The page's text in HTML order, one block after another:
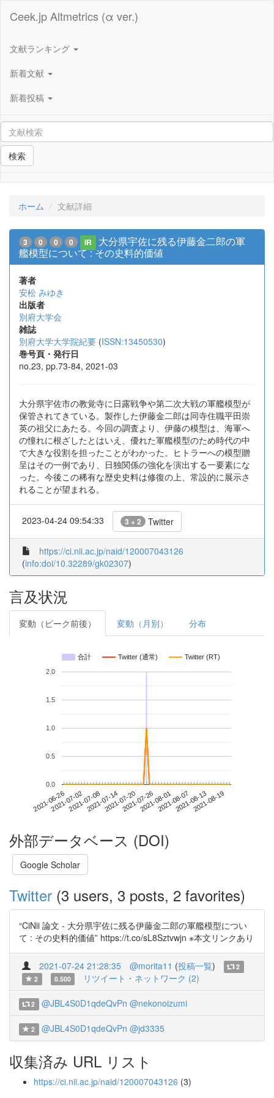
Ceek.jp Altmetrics (α ver.)
文献ランキング
新着文献
新着投稿
検索
ホーム 文献詳細
3 0 0 0 IR
大分県宇佐に残る伊藤金二郎の軍
艦模型について : その史料的価値
著者
安松 みゆき
出版者
別府大学会
雑誌
別府大学大学院紀要 (ISSN:13450530)
巻号頁・発行日
no.23, pp.73-84, 2021-03
大分県宇佐市の教覚寺に日露戦争や第二次大戦の軍艦模型が
保管されてきている。製作した伊藤金二郎は同寺住職平田崇
英の祖父にあたる。今回の調査より、伊藤の模型は、海軍へ
の憧れに根ざしたとはいえ、優れた軍艦模型のため時代の中
で大きな役割を担ったことがわかった。ヒトラーへの模型贈
呈はその一例であり、日独関係の強化を演出する一要素にな
った。今後この稀有な歴史史料は修復の上、常設的に展示さ
れることが望まれる。
2023-04-24 09:54:33 3 + 2 Twitter
https://ci.nii.ac.jp/naid/120007043126
(info:doi/10.32289/gk02307)
言及状況
変動（ピーク前後） 変動（月別） 分布
合計 Twitter (通常) Twitter (RT)
2021-06-262021-07-022021-07-082021-07-142021-07-202021-07-262021-08-012021-08-072021-08-132021-08-19
0.0
0.5
1.0
1.5
2.0
外部データベース (DOI)
Google Scholar
Twitter (3 users, 3 posts, 2 favorites)
“CiNii 論文 - 大分県宇佐に残る伊藤金二郎の軍艦模型につい
て : その史料的価値” https://t.co/sL8Sztvwjn ※本文リンクあり
2021-07-24 21:28:35 @morita11 (投稿一覧)
2
2
0.500 リツイート・ネットワーク (2)
2 @JBL4S0D1qdeQvPn @nekonoizumi
2 @JBL4S0D1qdeQvPn @jd3335
収集済み URL リスト
https://ci.nii.ac.jp/naid/120007043126 (3)